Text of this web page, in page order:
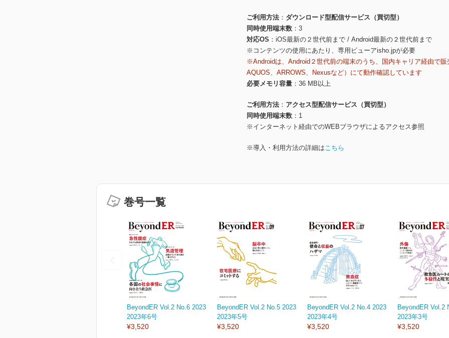
ご利用方法
ダウンロード型配信サービス（買切型）
同時使用端末数
3
対応OS
iOS最新の２世代前まで / Android最新の２世代前まで
※コンテンツの使用にあたり、専用ビューアisho.jpが必要
※Androidは、Android２世代前の端末のうち、国内キャリア経由で販
AQUOS、ARROWS、Nexusなど）にて動作確認しています
必要メモリ容量
36 MB以上
ご利用方法
アクセス型配信サービス（買切型）
同時使用端末数
1
※インターネット経由でのWEBブラウザによるアクセス参照
※導入・利用方法の詳細はこちら
巻号一覧
BeyondER Vol.2 No.6 2023
2023年6号
¥3,520
BeyondER Vol.2 No.5 2023
2023年5号
¥3,520
BeyondER Vol.2 No.4 2023
2023年4号
¥3,520
BeyondER Vol.2
2023年3号
¥3,520